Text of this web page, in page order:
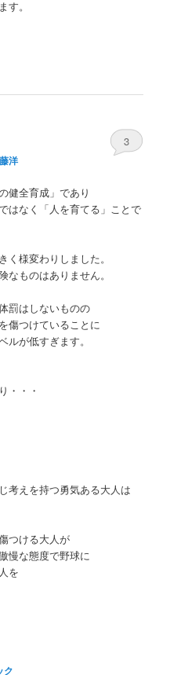
。
洋
3
健全育成」であり
はなく「人を育てる」ことで
様変わりしました。
なものはありません。
罰はしないものの
傷つけていることに
が低すぎます。
・・・
考えを持つ勇気ある大人は
つける大人が
慢な態度で野球に
を
ク